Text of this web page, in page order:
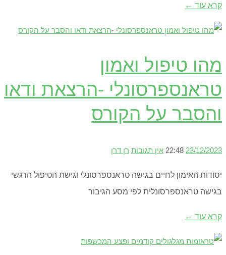
קרא עוד ←
מהו טיפול ואמון
טראנספרסונלי -הרצאת ודאו
והסבר על הקורס
23/12/2023
22:48 אין תגובות רן דרן
יסודות האימון לחיים בגישה טראנספרסונלי וגישת הטיפול הרגשי
בגישה טראנספרסונלית לפי מסע הגיבור
קרא עוד ←